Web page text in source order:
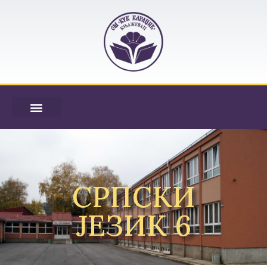
СРПСКИ
ЈЕЗИК 6